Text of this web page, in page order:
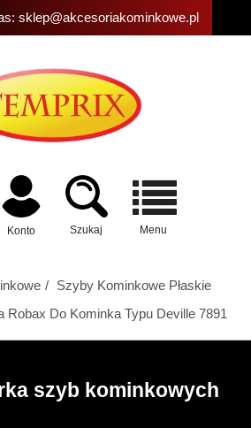
sklep@akcesoriakominkowe.pl
Konto Szukaj Menu
Szyby Kominkowe Płaskie
Robax Do Kominka Typu Deville 7891
szyb kominkowych